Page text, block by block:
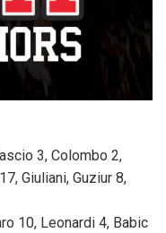
3, Colombo 2,
Giuliani, Guziur 8,
10, Leonardi 4, Babic